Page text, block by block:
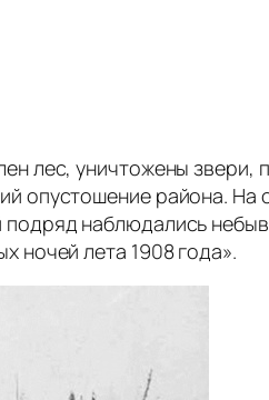
лес, уничтожены
опустошение района. На
наблюдались
ночей лета 1908 года».